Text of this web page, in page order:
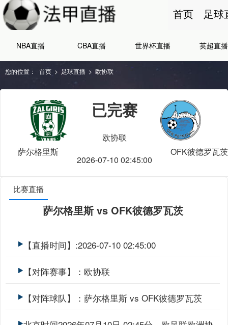
首页 足球
NBA直播 CBA直播 世界杯直播 英超直播
您的位置： 首页 > 足球直播 > 欧协联
萨尔格里斯
已完赛
欧协联
2026-07-10 02:45:00
OFK彼德罗瓦茨
比赛直播
萨尔格里斯 vs OFK彼德罗瓦茨
【直播时间】:2026-07-10 02:45:00
【对阵赛事】：欧协联
【对阵球队】：萨尔格里斯 vs OFK彼德罗瓦茨